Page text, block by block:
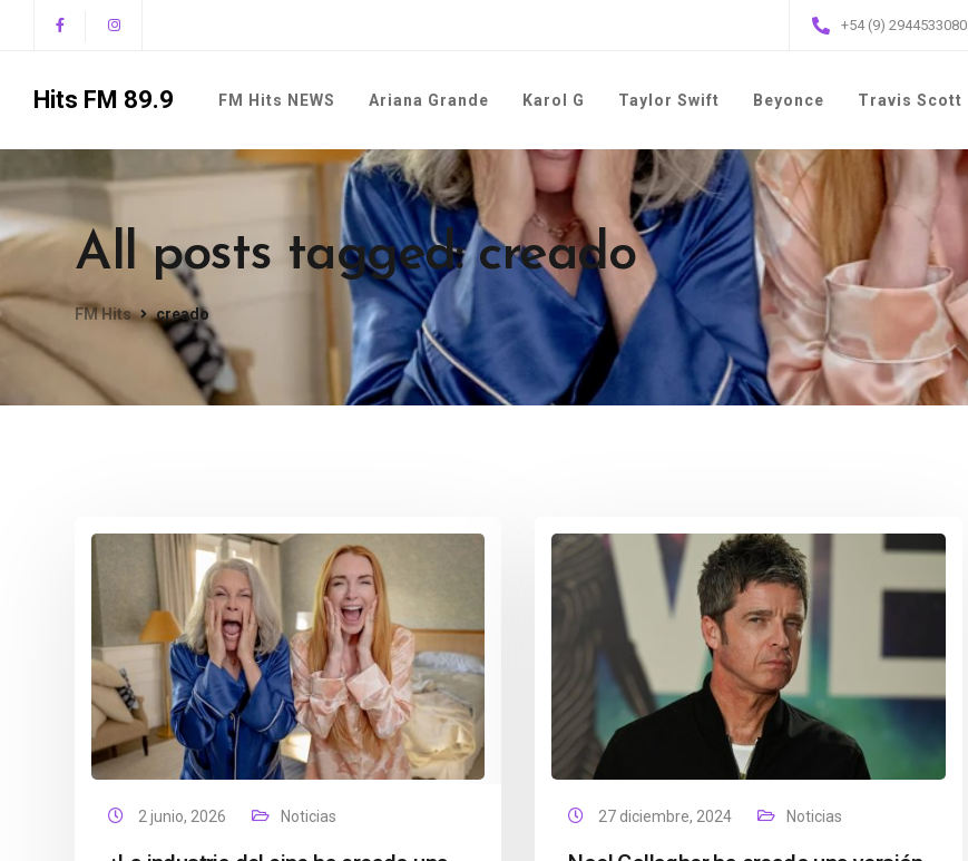
+54 (9) 2944533080
Hits FM 89.9 FM Hits NEWS Ariana Grande Karol G Taylor Swift Beyonce Travis Scott
All posts tagged: creado
FM Hits creado
2 junio, 2026 Noticias 27 diciembre, 2024 Noticias